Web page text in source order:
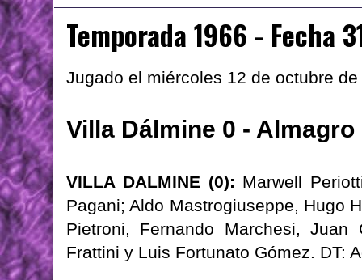
Temporada 1966 - Fecha
Jugado el miércoles 12 de octubre de
Villa Dálmine 0 - Almagro
VILLA DALMINE (0): Marwell
Pagani; Aldo Mastrogiuseppe, Hugo
Pietroni, Fernando Marchesi, Juan
Frattini y Luis Fortunato Gómez. DT: